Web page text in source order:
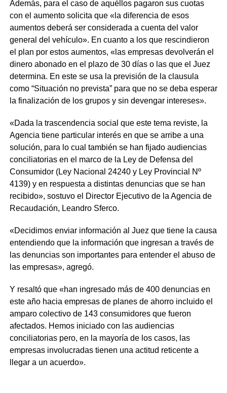
Además, para el caso de aquéllos pagaron sus cuotas
con el aumento solicita que «la diferencia de esos
aumentos deberá ser considerada a cuenta del valor
general del vehículo». En cuanto a los que rescindieron
el plan por estos aumentos, «las empresas devolverán el
dinero abonado en el plazo de 30 días o las que el Juez
determina. En este se usa la previsión de la clausula
como “Situación no prevista” para que no se deba esperar
la finalización de los grupos y sin devengar intereses».
«Dada la trascendencia social que este tema reviste, la
Agencia tiene particular interés en que se arribe a una
solución, para lo cual también se han fijado audiencias
conciliatorias en el marco de la Ley de Defensa del
Consumidor (Ley Nacional 24240 y Ley Provincial Nº
4139) y en respuesta a distintas denuncias que se han
recibido», sostuvo el Director Ejecutivo de la Agencia de
Recaudación, Leandro Sferco.
«Decidimos enviar información al Juez que tiene la causa
entendiendo que la información que ingresan a través de
las denuncias son importantes para entender el abuso de
las empresas», agregó.
Y resaltó que «han ingresado más de 400 denuncias en
este año hacia empresas de planes de ahorro incluido el
amparo colectivo de 143 consumidores que fueron
afectados. Hemos iniciado con las audiencias
conciliatorias pero, en la mayoría de los casos, las
empresas involucradas tienen una actitud reticente a
llegar a un acuerdo».